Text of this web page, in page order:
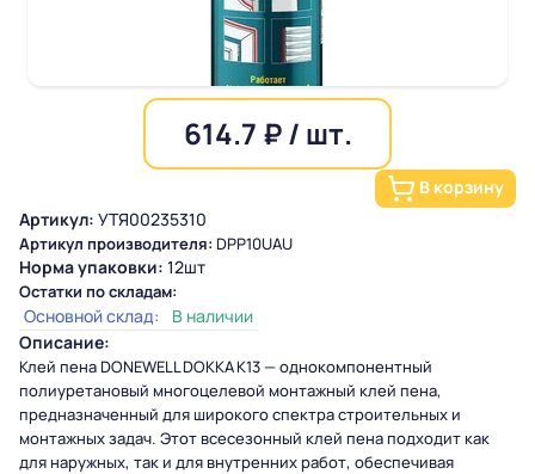
614.7 ₽ / шт.
В корзину
Артикул: УТЯ00235310
Артикул производителя: DPP10UAU
Норма упаковки: 12шт
Остатки по складам:
Основной склад:
В наличии
Описание:
Клей пена DONEWELL DOKKA K13 — однокомпонентный
полиуретановый многоцелевой монтажный клей пена,
предназначенный для широкого спектра строительных и
монтажных задач. Этот всесезонный клей пена подходит как
для наружных, так и для внутренних работ, обеспечивая